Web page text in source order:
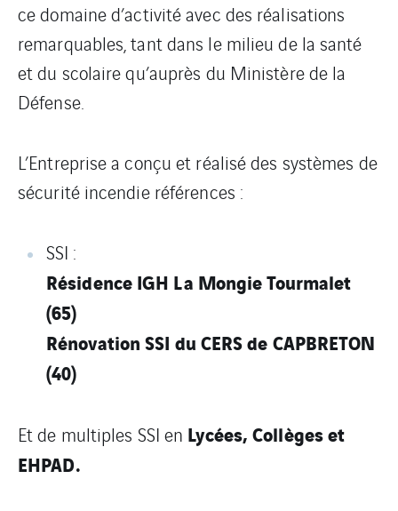
ce domaine d’activité avec des réalisations
remarquables, tant dans le milieu de la santé
et du scolaire qu’auprès du Ministère de la
Défense.
L’Entreprise a conçu et réalisé des systèmes de
sécurité incendie références :
SSI :
Résidence IGH La Mongie Tourmalet
(65)
Rénovation SSI du CERS de CAPBRETON
(40)
Et de multiples SSI en Lycées, Collèges et
EHPAD.